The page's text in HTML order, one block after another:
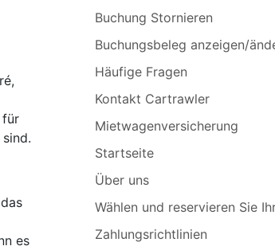
für
es
Buchung Stornieren
Buchungsbeleg anzeigen/
Häufige Fragen
Kontakt Cartrawler
Mietwagenversicherung
Startseite
Über uns
Wählen und reservieren Sie
Zahlungsrichtlinien